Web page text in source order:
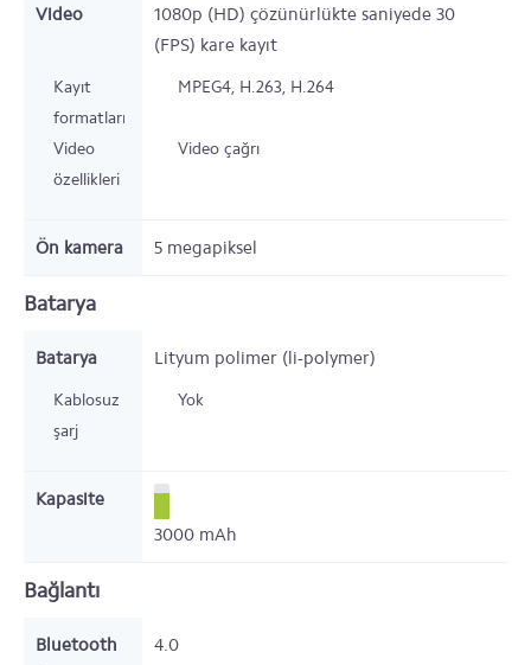
Video
1080p (HD) çözünürlükte saniyede 30
(FPS) kare kayıt
Kayıt
formatları
MPEG4, H.263, H.264
Video
özellikleri
Video çağrı
Ön kamera 5 megapiksel
Batarya
Batarya Lityum polimer (li-polymer)
Kablosuz
şarj
Yok
Kapasite
3000 mAh
Bağlantı
Bluetooth 4.0